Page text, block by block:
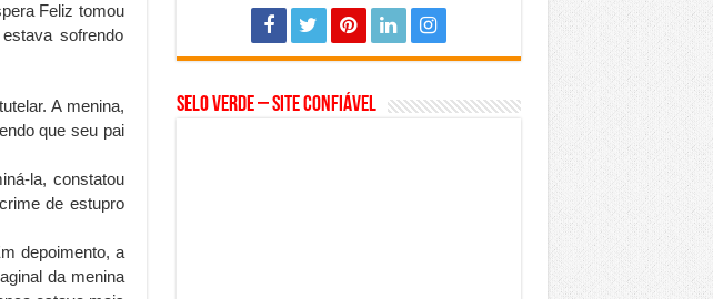
Feliz tomou
sofrendo
A menina,
que seu pai
la, constatou
de estupro
depoimento, a
da menina
Selo Verde – Site Confiável